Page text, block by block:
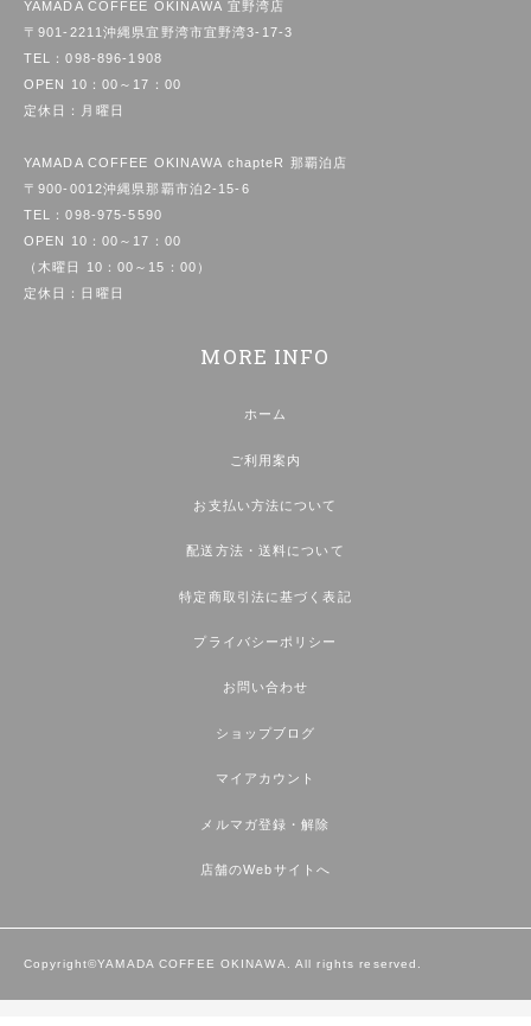
YAMADA COFFEE OKINAWA 宜野湾店
〒901-2211沖縄県宜野湾市宜野湾3-17-3
TEL：098-896-1908
OPEN 10：00～17：00
定休日：月曜日
YAMADA COFFEE OKINAWA chapteR 那覇泊店
〒900-0012沖縄県那覇市泊2-15-6
TEL：098-975-5590
OPEN 10：00～17：00
（木曜日 10：00～15：00）
定休日：日曜日
MORE INFO
ホーム
ご利用案内
お支払い方法について
配送方法・送料について
特定商取引法に基づく表記
プライバシーポリシー
お問い合わせ
ショップブログ
マイアカウント
メルマガ登録・解除
店舗のWebサイトへ
Copyright©YAMADA COFFEE OKINAWA. All rights reserved.